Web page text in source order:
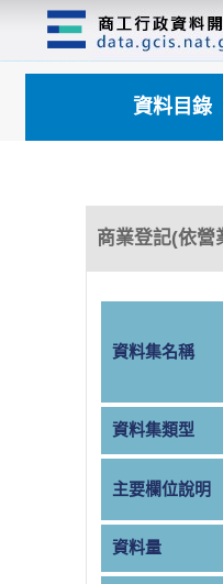
資料目錄
商業登記(依營
資料集名稱
資料集類型
主要欄位說明
資料量